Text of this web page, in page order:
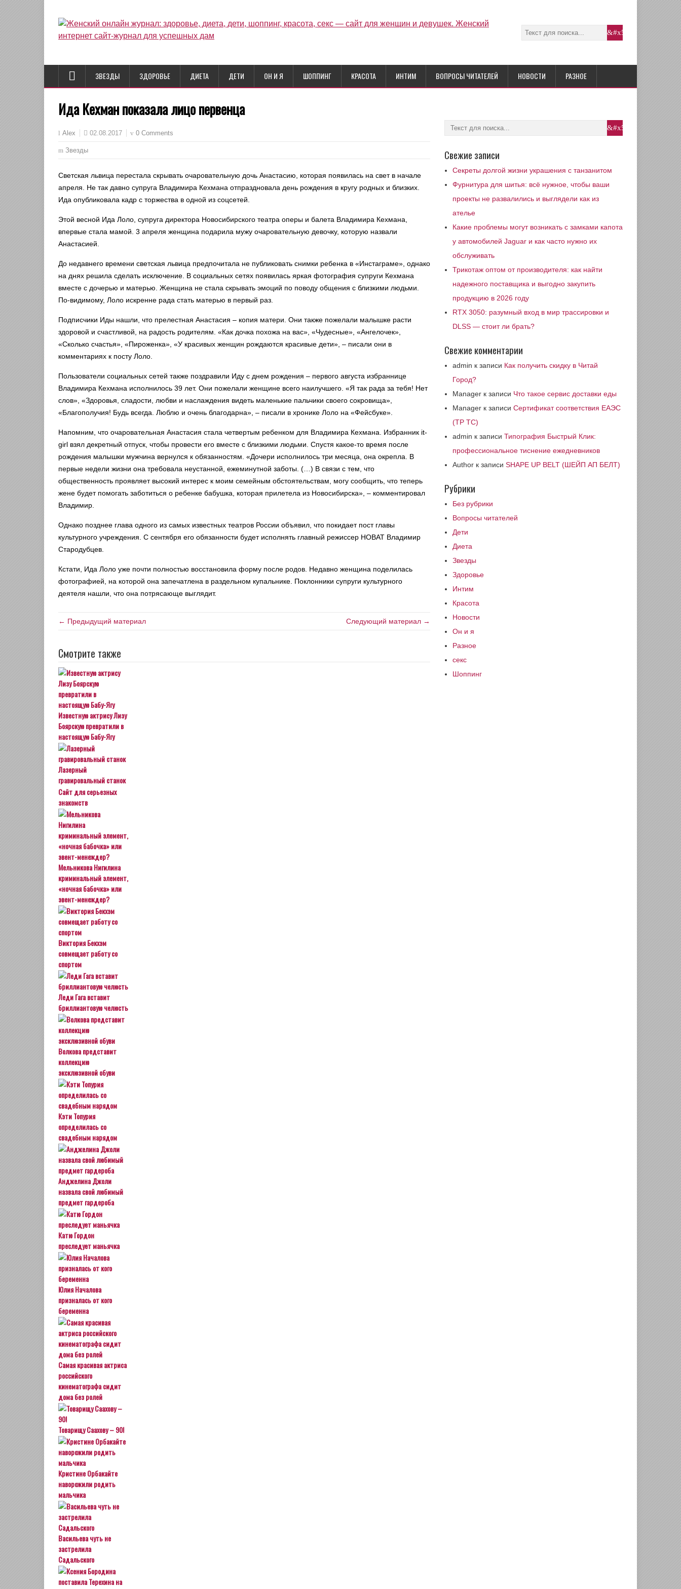
ЗВЕЗДЫ ЗДОРОВЬЕ ДИЕТА ДЕТИ ОН И Я ШОППИНГ КРАСОТА ИНТИМ ВОПРОСЫ ЧИТАТЕЛЕЙ НОВОСТИ РАЗНОЕ
Ида Кехман показала лицо первенца
Alex 02.08.2017 0 Comments
Звезды
Светская львица перестала скрывать очаровательную дочь Анастасию, которая появилась на свет в начале
апреля. Не так давно супруга Владимира Кехмана отпраздновала день рождения в кругу родных и близких.
Ида опубликовала кадр с торжества в одной из соцсетей.
Этой весной Ида Лоло, супруга директора Новосибирского театра оперы и балета Владимира Кехмана,
впервые стала мамой. 3 апреля женщина подарила мужу очаровательную девочку, которую назвали
Анастасией.
До недавнего времени светская львица предпочитала не публиковать снимки ребенка в «Инстаграме», однако
на днях решила сделать исключение. В социальных сетях появилась яркая фотография супруги Кехмана
вместе с дочерью и матерью. Женщина не стала скрывать эмоций по поводу общения с близкими людьми.
По-видимому, Лоло искренне рада стать матерью в первый раз.
Подписчики Иды нашли, что прелестная Анастасия – копия матери. Они также пожелали малышке расти
здоровой и счастливой, на радость родителям. «Как дочка похожа на вас», «Чудесные», «Ангелочек»,
«Сколько счастья», «Пироженка», «У красивых женщин рождаются красивые дети», – писали они в
комментариях к посту Лоло.
Пользователи социальных сетей также поздравили Иду с днем рождения – первого августа избраннице
Владимира Кехмана исполнилось 39 лет. Они пожелали женщине всего наилучшего. «Я так рада за тебя! Нет
слов», «Здоровья, сладости, любви и наслаждения видеть маленькие пальчики своего сокровища»,
«Благополучия! Будь всегда. Люблю и очень благодарна», – писали в хронике Лоло на «Фейсбуке».
Напомним, что очаровательная Анастасия стала четвертым ребенком для Владимира Кехмана. Избранник it-
girl взял декретный отпуск, чтобы провести его вместе с близкими людьми. Спустя какое-то время после
рождения малышки мужчина вернулся к обязанностям. «Дочери исполнилось три месяца, она окрепла. В
первые недели жизни она требовала неустанной, ежеминутной заботы. (…) В связи с тем, что
общественность проявляет высокий интерес к моим семейным обстоятельствам, могу сообщить, что теперь
жене будет помогать заботиться о ребенке бабушка, которая прилетела из Новосибирска», – комментировал
Владимир.
Однако позднее глава одного из самых известных театров России объявил, что покидает пост главы
культурного учреждения. С сентября его обязанности будет исполнять главный режиссер НОВАТ Владимир
Стародубцев.
Кстати, Ида Лоло уже почти полностью восстановила форму после родов. Недавно женщина поделилась
фотографией, на которой она запечатлена в раздельном купальнике. Поклонники супруги культурного
деятеля нашли, что она потрясающе выглядит.
← Предыдущий материал Следующий материал →
Смотрите также
Известную актрису Лизу
Боярскую превратили в
настоящую Бабу-Ягу
Лазерный
гравировальный станок
Сайт для серьезных
знакомств
Мельникова Нигилина
криминальный элемент,
«ночная бабочка» или
эвент-менеждер?
Виктория Бекхэм
совмещает работу со
спортом
Леди Гага вставит
бриллиантовую челюсть
Волкова представит
коллекцию
эксклюзивной обуви
Кэти Топурия
определилась со
свадебным нарядом
Анджелина Джоли
назвала свой любимый
предмет гардероба
Катю Гордон
преследует маньячка
Юлия Началова
призналась от кого
беременна
Самая красивая актриса
российского
кинематографа сидит
дома без ролей
Товарищу Саахову – 90!
Кристине Орбакайте
наворожили родить
мальчика
Васильева чуть не
застрелила
Садальского
Свежие записи
Секреты долгой жизни украшения с танзанитом
Фурнитура для шитья: всё нужное, чтобы ваши
проекты не развалились и выглядели как из
ателье
Какие проблемы могут возникать с замками капота
у автомобилей Jaguar и как часто нужно их
обслуживать
Трикотаж оптом от производителя: как найти
надежного поставщика и выгодно закупить
продукцию в 2026 году
RTX 3050: разумный вход в мир трассировки и
DLSS — стоит ли брать?
Свежие комментарии
admin к записи Как получить скидку в Читай
Город?
Manager к записи Что такое сервис доставки еды
Manager к записи Сертификат соответствия ЕАЭС
(ТР ТС)
admin к записи Типография Быстрый Клик:
профессиональное тиснение ежедневников
Author к записи SHAPE UP BELT (ШЕЙП АП БЕЛТ)
Рубрики
Без рубрики
Вопросы читателей
Дети
Диета
Звезды
Здоровье
Интим
Красота
Новости
Он и я
Разное
секс
Шоппинг